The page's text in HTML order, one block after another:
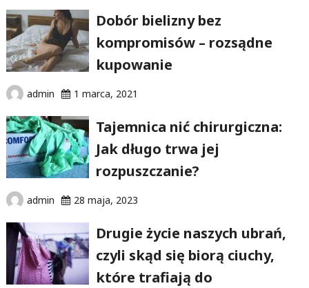
Dobór bielizny bez
kompromisów – rozsądne
kupowanie
admin 1 marca, 2021
Tajemnica nić chirurgiczna:
Jak długo trwa jej
rozpuszczanie?
admin 28 maja, 2023
Drugie życie naszych ubrań,
czyli skąd się biorą ciuchy,
które trafiają do